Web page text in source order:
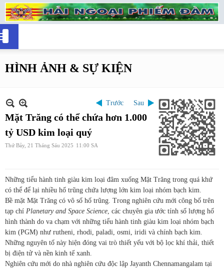
HÌNH ẢNH & SỰ KIỆN
Trước Sau
Mặt Trăng có thể chứa hơn 1.000
tỷ USD kim loại quý
Thứ Bảy, 21 Tháng Sáu 2025 11:00 SA
Những tiểu hành tinh giàu kim loại đâm xuống Mặt Trăng trong quá khứ
có thể để lại nhiều hố trũng chứa lượng lớn kim loại nhóm bạch kim.
Bề mặt Mặt Trăng có vô số hố trũng. Trong nghiên cứu mới công bố trên
tạp chí Planetary and Space Science , các chuyên gia ước tính số lượng hố
hình thành do va chạm với những tiểu hành tinh giàu kim loại nhóm bạch
kim (PGM) như rutheni, rhodi, paladi, osmi, iridi và chính bạch kim.
Những nguyên tố này hiện đóng vai trò thiết yếu với bộ lọc khí thải, thiết
bị điện tử và nền kinh tế xanh.
Nghiên cứu mới do nhà nghiên cứu độc lập Jayanth Chennamangalam tại